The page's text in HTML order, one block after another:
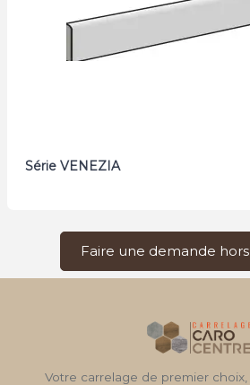
Série VENEZIA
Faire une demande
Votre carrelage de premier